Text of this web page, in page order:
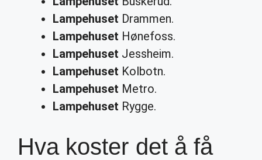
Lampehuset Drammen.
Lampehuset Hønefoss.
Lampehuset Jessheim.
Lampehuset Kolbotn.
Lampehuset Metro.
Lampehuset Rygge.
Hva koster det å få